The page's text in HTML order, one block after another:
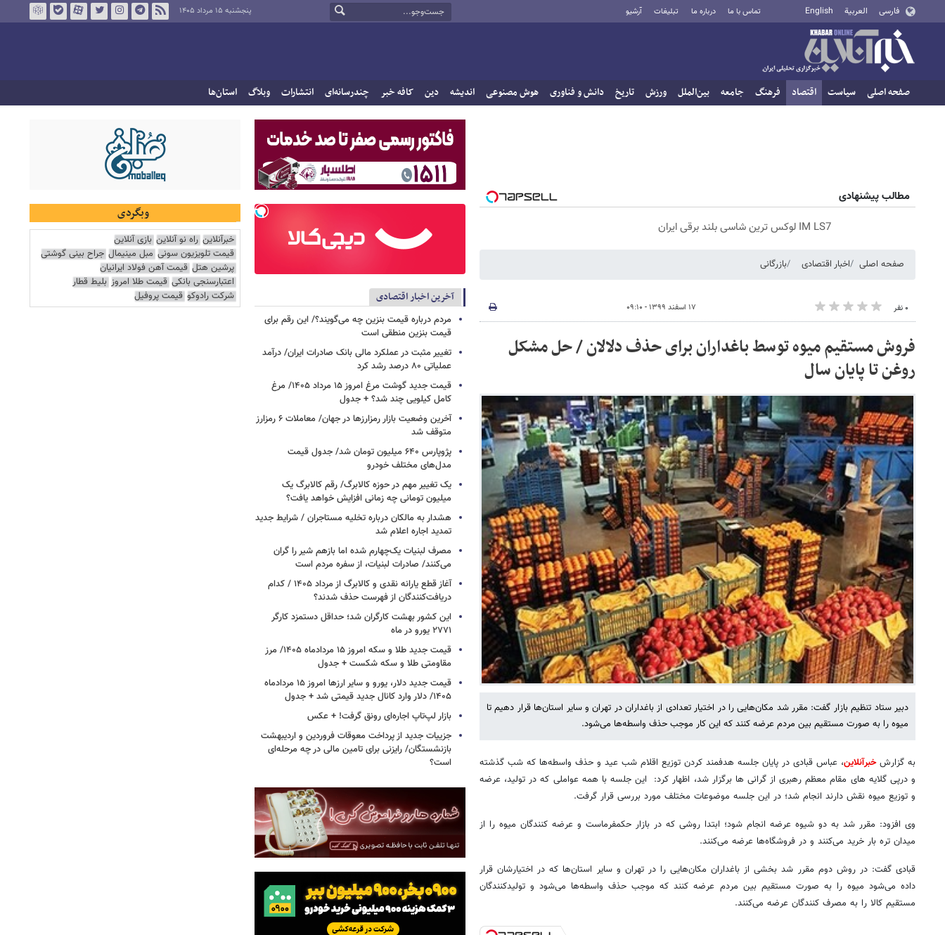
فارسی العربية English تماس با ما درباره ما تبلیغات آرشیو پنجشنبه ۱۵ مرداد ۱۴۰۵
صفحه اصلی سیاست اقتصاد فرهنگ جامعه بین‌الملل ورزش تاریخ دانش و فناوری هوش مصنوعی اندیشه دین کافه خبر چندرسانه‌ای انتشارات وبلاگ استان‌ها
مطالب پیشنهادی
IM LS7 لوکس ترین شاسی بلند برقی ایران
صفحه اصلی اخبار اقتصادی بازرگانی
۰ نفر ۱۷ اسفند ۱۳۹۹ - ۰۹:۱۰
فروش مستقیم میوه توسط باغداران برای حذف دلالان / حل مشکل
روغن تا پایان سال
دبیر ستاد تنظیم بازار گفت: مقرر شد مکان‌هایی را در اختیار تعدادی از باغداران در تهران و سایر استان‌ها قرار دهیم تا
میوه را به صورت مستقیم بین مردم عرضه کنند که این کار موجب حذف واسطه‌ها می‌شود.
به گزارشخبرآنلاین، عباس قبادی در پایان جلسه هدفمند کردن توزیع اقلام شب عید و حذف واسطه‌ها که شب گذشته
و درپی گلایه های مقام معظم رهبری از گرانی ‌ها برگزار شد، اظهار کرد: این جلسه با همه عواملی که در تولید، عرضه
و توزیع میوه نقش دارند انجام شد؛ در این جلسه موضوعات مختلف مورد بررسی قرار گرفت.
وی افزود: مقرر شد به دو شیوه عرضه انجام شود؛ ابتدا روشی که در بازار حکمفرماست و عرضه کنندگان میوه را از
میدان تره بار خرید می‌کنند و در فروشگاه‌ها عرضه می‌کنند.
قبادی گفت: در روش دوم مقرر شد بخشی از باغداران مکان‌هایی را در تهران و سایر استان‌ها که در اختیارشان قرار
داده می‌شود میوه را به صورت مستقیم بین مردم عرضه کنند که موجب حذف واسطه‌ها می‌شود و تولیدکنندگان
مستقیم کالا را به مصرف کنندگان عرضه می‌کنند.
آخرین اخبار اقتصادی
مردم درباره قیمت بنزین چه می‌گویند؟/ این رقم برای
قیمت بنزین منطقی است
تغییر مثبت در عملکرد مالی بانک صادرات ایران/ درآمد
عملیاتی ۸۰ درصد رشد کرد
قیمت جدید گوشت مرغ امروز ۱۵ مرداد ۱۴۰۵/ مرغ
کامل کیلویی چند شد؟ + جدول
آخرین وضعیت بازار رمزارزها در جهان/ معاملات ۶ رمزارز
متوقف شد
پژوپارس ۶۴۰ میلیون تومان شد/ جدول قیمت
مدل‌های مختلف خودرو
یک تغییر مهم در حوزه کالابرگ/ رقم کالابرگ یک
میلیون تومانی چه زمانی افزایش خواهد یافت؟
هشدار به مالکان درباره تخلیه مستاجران / شرایط جدید
تمدید اجاره اعلام شد
مصرف لبنیات یک‌چهارم شده اما بازهم شیر را گران
می‌کنند/ صادرات لبنیات، از سفره مردم است
آغاز قطع یارانه نقدی و کالابرگ از مرداد ۱۴۰۵ / کدام
دریافت‌کنندگان از فهرست حذف شدند؟
این کشور بهشت کارگران شد؛ حداقل دستمزد کارگر
۲۷۷۱ یورو در ماه
قیمت جدید طلا و سکه امروز ۱۵ مردادماه ۱۴۰۵/ مرز
مقاومتی طلا و سکه شکست + جدول
قیمت جدید دلار، یورو و سایر ارزها امروز ۱۵ مردادماه
۱۴۰۵/ دلار وارد کانال جدید قیمتی شد + جدول
بازار لپ‌تاپ اجاره‌ای رونق گرفت! + عکس
جزییات جدید از پرداخت معوقات فروردین و اردیبهشت
بازنشستگان/ رایزنی برای تامین مالی در چه مرحله‌ای
است؟
وبگردی
خبرآنلاین راه نو آنلاین بازی آنلاین
قیمت تلویزیون سونی مبل مینیمال جراح بینی گوشتی
پرشین هتل قیمت آهن فولاد ایرانیان
اعتبارسنجی بانکی قیمت طلا امروز بلیط قطار
شرکت رادوکو قیمت پروفیل